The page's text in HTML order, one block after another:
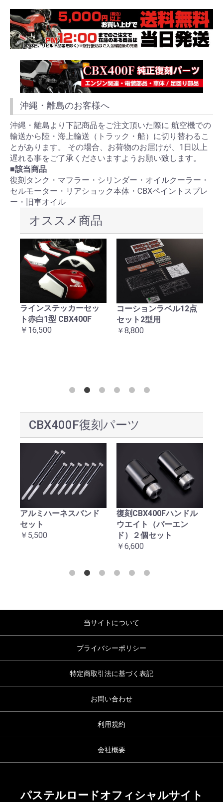
沖縄・離島のお客様へ
沖縄・離島より下記商品をご注文頂いた際に 航空機での
輸送から陸・海上輸送（トラック・船）に切り替わるこ
とがあります。 その場合、お荷物のお届けが、1日以上
遅れる事をご了承くださいますようお願い致します。
■該当商品
復刻タンク・マフラー・シリンダー・オイルクーラー・
セルモーター・リアショック本体・CBXペイントスプレ
ー・旧車オイル
オススメ商品
ラインステッカーセッ
ト赤白1型 CBX400F
￥16,500
コーションラベル12点
セット2型用
￥8,800
CBX400F復刻パーツ
アルミハーネスバンド
セット
￥5,500
復刻CBX400Fハンドル
ウエイト（バーエン
ド）２個セット
￥6,600
当サイトについて
プライバシーポリシー
特定商取引法に基づく表記
お問い合わせ
利用規約
会社概要
パステルロードオフィシャルサイト